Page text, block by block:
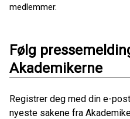
medlemmer.
Følg
Akademikerne
Registrer deg med din e-
nyeste sakene fra